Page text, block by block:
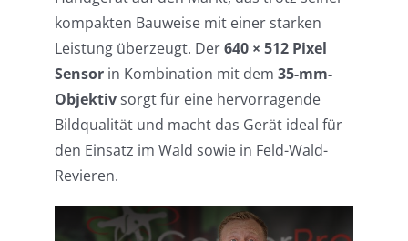
kompakten Bauweise mit einer starken
Leistung überzeugt. Der640 × 512 Pixel
Sensorin Kombination mit dem 35-mm-
Objektivsorgt für eine hervorragende
Bildqualität und macht das Gerät ideal für
den Einsatz im Wald sowie in Feld-Wald-
Revieren.